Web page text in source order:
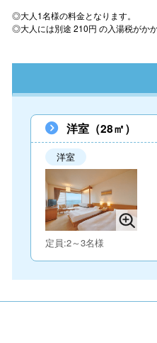
◎大人1名様の料金となります。
◎大人には別途 210円 の入湯税がかか
洋室（28㎡）
洋室
定員:2～3名様